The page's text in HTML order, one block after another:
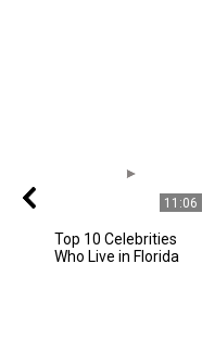
11:06
Top 10 Celebrities
Who Live in Florida